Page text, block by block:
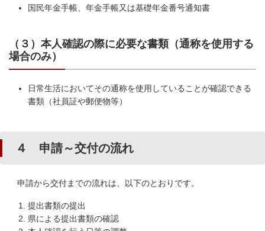
国民年金手帳、年金手帳又は基礎年金番号通知書
（３）本人確認の際に必要な書類（通称を使用する
場合のみ）
日常生活においてその通称を使用していることが確認できる
書類（社員証や郵便物等）
４ 申請～交付の流れ
申請から交付までの流れは、以下のとおりです。
提出書類の提出
県による提出書類の確認